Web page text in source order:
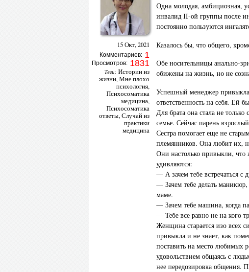
Одна молодая, амбициозная,
инвалид II-ой группы после
постоянно пользуются
Казалось бы, что общего,
Обе носительницы анально-
обижены на жизнь, но не
Успешный менеджер привыкла
ответственность на себя. Ей
Для брата она стала не
семье. Сейчас парень
Сестра помогает еще не
племянников. Она любит их,
Они настолько привыкли,
удивляются:
— А зачем тебе встречаться с
— Зачем тебе делать
маме.
— Зачем тебе машина, когда
— Тебе все равно не на кого
Женщина старается изо всех
привыкла и не знает, как
поставить на место любимых
удовольствием общаясь с
нее передозировка общения.
15 Окт, 2021
Комментариев: 1
Просмотров: 1831
Теги: Истории из
жизни,Мне плохо
психология,
Психосоматика
медицина,
Психосоматика
ответы,Случай из
практики
медицина